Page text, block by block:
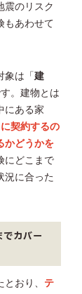
震のリスク
もあわせて
象は「建
。建物とは
にある家
契約するの
かどうかを
にどこまで
況に合った
カバー
おり、 テ